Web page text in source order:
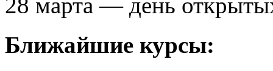
Ближайшие курсы: